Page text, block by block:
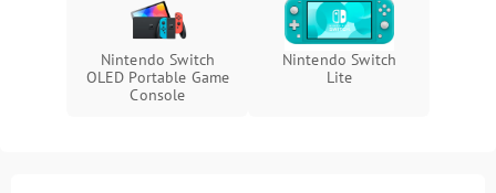
Nintendo Switch
OLED Portable Game
Console
Nintendo Switch
Lite